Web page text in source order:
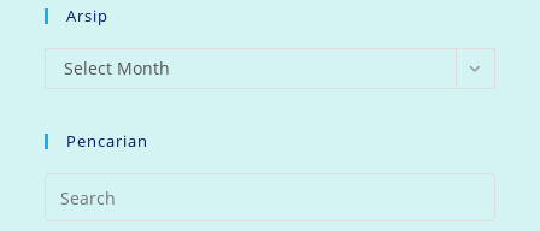
Arsip
arsip
Select Month
Pencarian